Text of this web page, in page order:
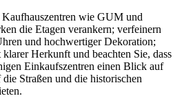
Kaufhauszentren wie GUM und
die Etagen verankern; verfeinern
und hochwertiger Dekoration;
Herkunft und beachten Sie, dass
Einkaufszentren einen Blick auf
Straßen und die historischen